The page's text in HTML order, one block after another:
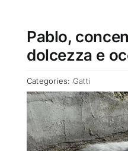
ADOTTATI O RITROVATI
ATTUALITÀ
Pablo,
dolcezza e
Categories: Gatti